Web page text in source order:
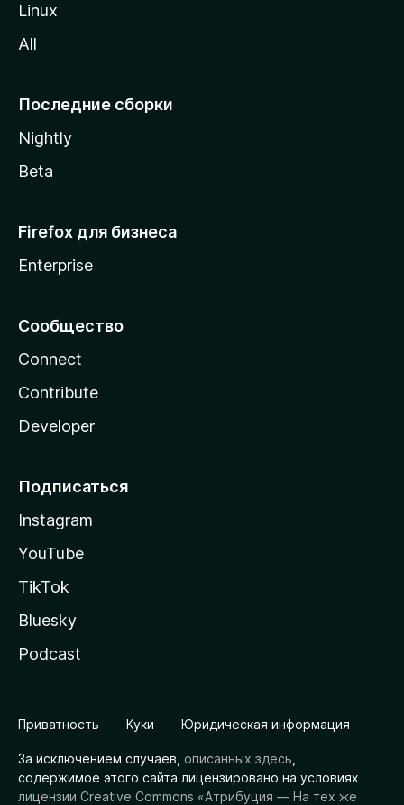
i
l
Linux
All
Последние сборки
Nightly
Beta
Firefox для бизнеса
Enterprise
Сообщество
Connect
Contribute
Developer
Подписаться
Instagram
YouTube
TikTok
Bluesky
Podcast
Приватность Куки Юридическая информация
За исключением случаев, описанных здесь
содержимое этого сайта лицензировано на условиях
лицензии Creative Commons «Атрибуция — На тех же